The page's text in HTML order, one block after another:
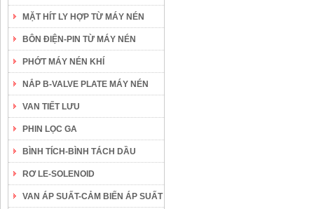
MẶT HÍT LY HỢP TỪ MÁY NÉN
BÔN ĐIỆN-PIN TỪ MÁY NÉN
PHỚT MÁY NÉN KHÍ
NẮP B-VALVE PLATE MÁY NÉN
VAN TIẾT LƯU
PHIN LỌC GA
BÌNH TÍCH-BÌNH TÁCH DẦU
RƠ LE-SOLENOID
VAN ÁP SUẤT-CẢM BIẾN ÁP SUẤT